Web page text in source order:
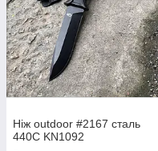
Ніж outdoor #2167 сталь
440С KN1092